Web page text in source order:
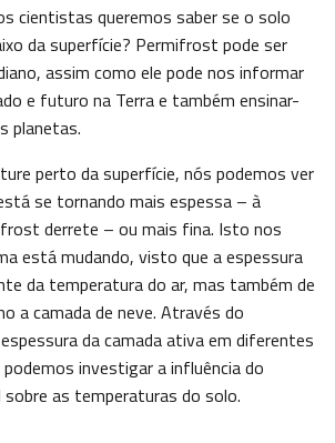
cientistas queremos saber se o solo
da superfície? Permifrost pode ser
assim como ele pode nos informar
e futuro na Terra e também ensinar-
planetas.
perto da superfície, nós podemos ver
se tornando mais espessa – à
derrete – ou mais fina. Isto nos
está mudando, visto que a espessura
da temperatura do ar, mas também de
a camada de neve. Através do
da camada ativa em diferentes
investigar a influência do
as temperaturas do solo.